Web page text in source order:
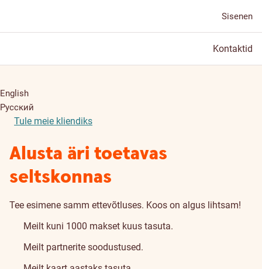
Sisenen
Kontaktid
English
Русский
Tule meie kliendiks
Alusta äri toetavas
seltskonnas
Tee esimene samm ettevõtluses. Koos on algus lihtsam!
Meilt kuni 1000 makset kuus tasuta.
Meilt partnerite soodustused.